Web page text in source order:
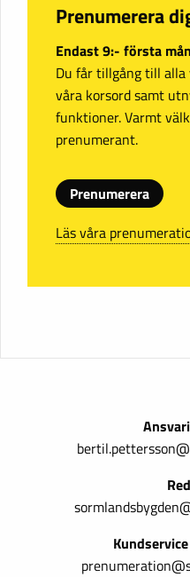
Prenumerera
Endast 9:- första
Du får tillgång till
våra korsord samt
funktioner. Varmt
prenumerant.
Prenumerera
Läs våra